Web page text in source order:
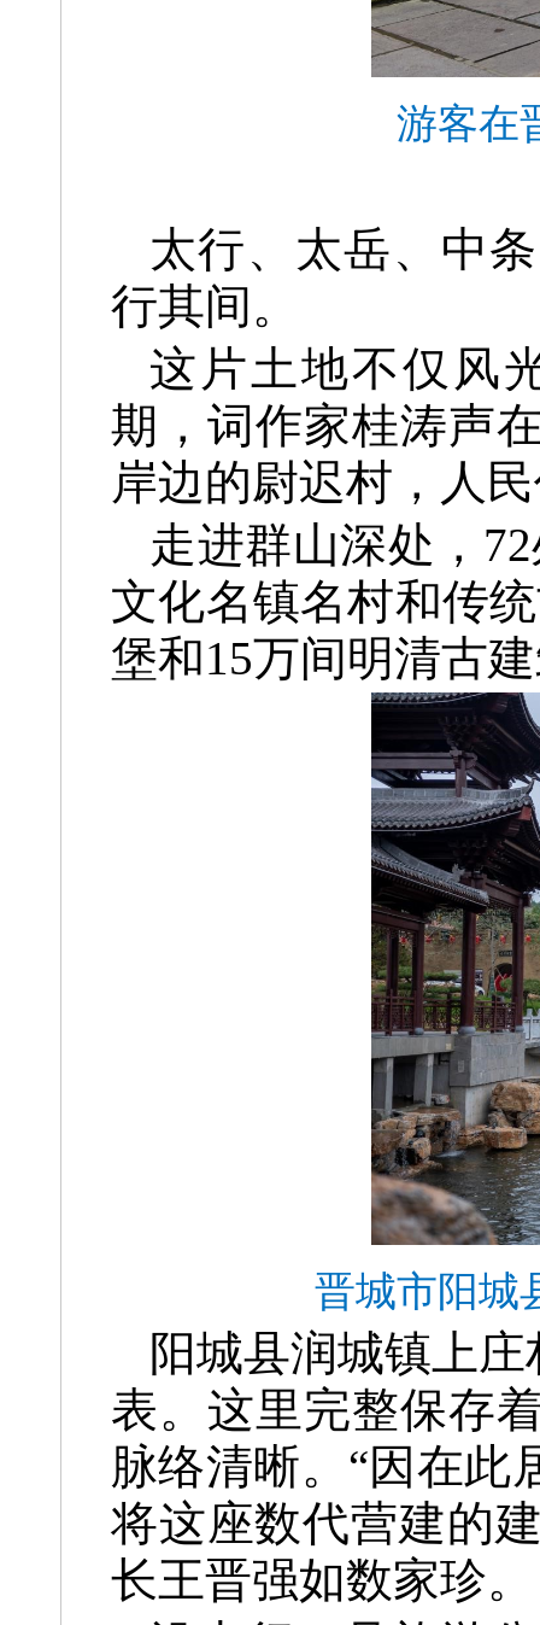
游客在
太行、太岳、中
行其间。
这片土地不仅风
期，词作家桂涛声
岸边的尉迟村，人
走进群山深处，
文化名镇名村和传
堡和15万间明清古
晋城市阳城
阳城县润城镇上
表。这里完整保存
脉络清晰。“因在此
将这座数代营建的
长王晋强如数家珍。